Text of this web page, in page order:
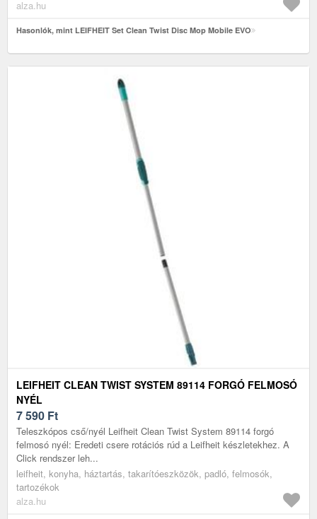
alza.hu
Hasonlók, mint LEIFHEIT Set Clean Twist Disc Mop Mobile EVO
LEIFHEIT CLEAN TWIST SYSTEM 89114 FORGÓ FELMOSÓ
NYÉL
7 590 Ft
Teleszkópos cső/nyél Leifheit Clean Twist System 89114 forgó
felmosó nyél: Eredeti csere rotációs rúd a Leifheit készletekhez. A
Click rendszer leh...
leifheit, konyha, háztartás, takarítóeszközök, padló, felmosók,
tartozékok
alza.hu